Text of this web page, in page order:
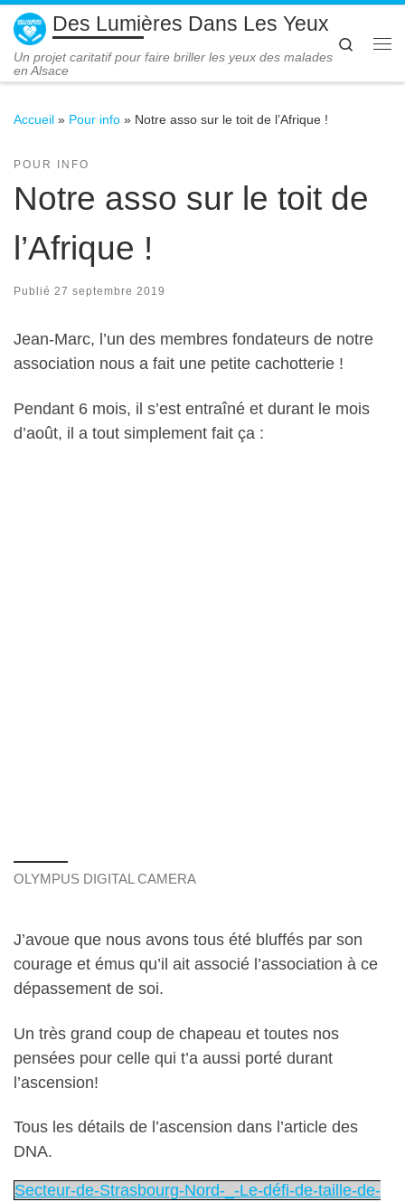
Passer au contenu
Des Lumières Dans Les Yeux
Un projet caritatif pour faire briller les yeux des malades
en Alsace
Search
Accueil » Pour info » Notre asso sur le toit de l’Afrique !
POUR INFO
Notre asso sur le toit de
l’Afrique !
Publié 27 septembre 2019
Jean-Marc, l’un des membres fondateurs de notre
association nous a fait une petite cachotterie !
Pendant 6 mois, il s’est entraîné et durant le mois
d’août, il a tout simplement fait ça :
OLYMPUS DIGITAL CAMERA
J’avoue que nous avons tous été bluffés par son
courage et émus qu’il ait associé l’association à ce
dépassement de soi.
Un très grand coup de chapeau et toutes nos
pensées pour celle qui t’a aussi porté durant
l’ascension!
Tous les détails de l’ascension dans l’article des
DNA.
Secteur-de-Strasbourg-Nord-_-Le-défi-de-taille-de-